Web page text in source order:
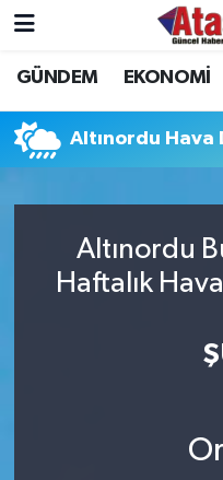
GÜNDEM EKONOMİ
Altınordu Hava
Altınordu
Haftalık
Hava Durumu
Trafik Durumu
Tüm Manşetler